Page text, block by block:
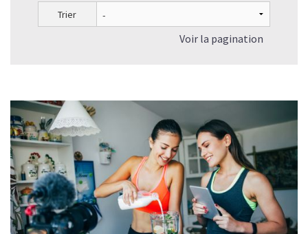
Trier
Voir la pagination